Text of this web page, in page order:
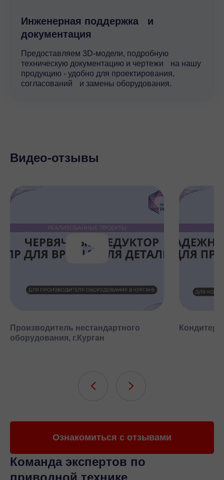
Инженерная поддержка и
документация
Предоставляем 3D-модели, подробную
техническую документацию и чертежи на нашу
продукцию - удобно для проектирования,
согласований и замены оборудования.
Видео-отзывы
Производитель нестандартного
оборудования, г.Курган
Ознакомиться с отзывами
Команда экспертов по
приводной технике